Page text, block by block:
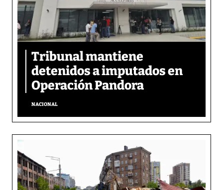
Tribunal mantiene
detenidos a imputados en
Operación Pandora
NACIONAL